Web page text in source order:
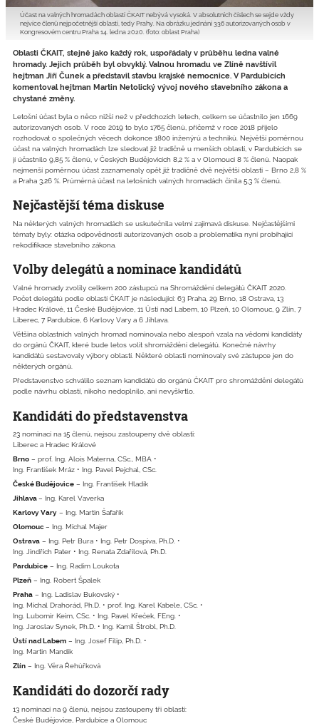
Účast na valných hromadách oblastí ČKAIT nebývá vysoká. V absolutních číslech se sejde vždy
nejvíce členů nejpočetnější oblasti, tedy Prahy. Na obrázku jednání 336 autorizovaných osob v
Kongresovém centru Praha 14. ledna 2020. (foto: oblast Praha)
Oblasti ČKAIT, stejně jako každý rok, uspořádaly v průběhu ledna valné
hromady. Jejich průběh byl obvyklý. Valnou hromadu ve Zlíně navštívil
hejtman Jiří Čunek a představil stavbu krajské nemocnice. V Pardubicích
komentoval hejtman Martin Netolický vývoj nového stavebního zákona a
chystané změny.
Letošní účast byla o něco nižší než v předchozích letech, celkem se účastnilo jen 1669
autorizovaných osob. V roce 2019 to bylo 1765 členů, přičemž v roce 2018 přijelo
rozhodovat o společných věcech dokonce 1800 inženýrů a techniků. Největší poměrnou
účast na valných hromadách lze sledovat již tradičně u menších oblastí, v Pardubicích se
jí účastnilo 9,85 % členů, v Českých Budějovicích 8,2 % a v Olomouci 8 % členů. Naopak
nejmenší poměrnou účast zaznamenaly opět již tradičně dvě největší oblasti – Brno 2,8 %
a Praha 3,26 %. Průměrná účast na letošních valných hromadách činila 5,3 % členů.
Nejčastější téma diskuse
Na některých valných hromadách se uskutečnila velmi zajímavá diskuse. Nejčastějšími
tématy byly: otázka odpovědnosti autorizovaných osob a problematika nyní probíhající
rekodifikace stavebního zákona.
Volby delegátů a nominace kandidátů
Valné hromady zvolily celkem 200 zástupců na Shromáždění delegátů ČKAIT 2020.
Počet delegátů podle oblastí ČKAIT je následující: 63 Praha, 29 Brno, 18 Ostrava, 13
Hradec Králové, 11 České Budějovice, 11 Ústí nad Labem, 10 Plzeň, 10 Olomouc, 9 Zlín, 7
Liberec, 7 Pardubice, 6 Karlovy Vary a 6 Jihlava.
Většina oblastních valných hromad nominovala nebo alespoň vzala na vědomí kandidáty
do orgánů ČKAIT, které bude letos volit shromáždění delegátů. Konečné návrhy
kandidátů sestavovaly výbory oblastí. Některé oblasti nominovaly své zástupce jen do
některých orgánů.
Představenstvo schválilo seznam kandidátů do orgánů ČKAIT pro shromáždění delegátů
podle návrhu oblastí, nikoho nedoplnilo, ani nevyškrtlo.
Kandidáti do představenstva
23 nominací na 15 členů, nejsou zastoupeny dvě oblasti:
Liberec a Hradec Králové
Brno – prof. Ing. Alois Materna, CSc., MBA •
Ing. František Mráz • Ing. Pavel Pejchal, CSc.
České Budějovice – Ing. František Hladík
Jihlava– Ing. Karel Vaverka
Karlovy Vary – Ing. Martin Šafařík
Olomouc– Ing. Michal Majer
Ostrava – Ing. Petr Bura • Ing. Petr Dospiva, Ph.D. •
Ing. Jindřich Pater • Ing. Renata Zdařilová, Ph.D.
Pardubice – Ing. Radim Loukota
Plzeň – Ing. Robert Špalek
Praha – Ing. Ladislav Bukovský •
Ing. Michal Drahorád, Ph.D. • prof. Ing. Karel Kabele, CSc. •
Ing. Lubomír Keim, CSc. • Ing. Pavel Křeček, FEng. •
Ing. Jaroslav Synek, Ph.D. • Ing. Kamil Štrobl, Ph.D.
Ústí nad Labem – Ing. Josef Filip, Ph.D. •
Ing. Martin Mandík
Zlín – Ing. Věra Řehůřková
Kandidáti do dozorčí rady
13 nominací na 9 členů, nejsou zastoupeny tři oblasti:
České Budějovice, Pardubice a Olomouc